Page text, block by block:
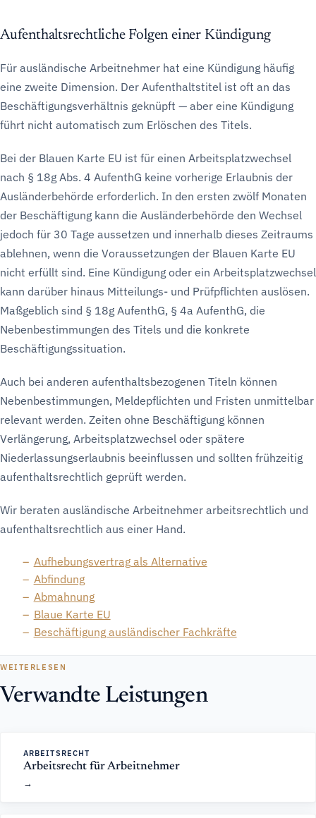
Aufenthaltsrechtliche Folgen einer Kündigung
Für ausländische Arbeitnehmer hat eine Kündigung häufig
eine zweite Dimension. Der Aufenthaltstitel ist oft an das
Beschäftigungsverhältnis geknüpft — aber eine Kündigung
führt nicht automatisch zum Erlöschen des Titels.
Bei der Blauen Karte EU ist für einen Arbeitsplatzwechsel
nach § 18g Abs. 4 AufenthG keine vorherige Erlaubnis der
Ausländerbehörde erforderlich. In den ersten zwölf Monaten
der Beschäftigung kann die Ausländerbehörde den Wechsel
jedoch für 30 Tage aussetzen und innerhalb dieses Zeitraums
ablehnen, wenn die Voraussetzungen der Blauen Karte EU
nicht erfüllt sind. Eine Kündigung oder ein Arbeitsplatzwechsel
kann darüber hinaus Mitteilungs- und Prüfpflichten auslösen.
Maßgeblich sind § 18g AufenthG, § 4a AufenthG, die
Nebenbestimmungen des Titels und die konkrete
Beschäftigungssituation.
Auch bei anderen aufenthaltsbezogenen Titeln können
Nebenbestimmungen, Meldepflichten und Fristen unmittelbar
relevant werden. Zeiten ohne Beschäftigung können
Verlängerung, Arbeitsplatzwechsel oder spätere
Niederlassungserlaubnis beeinflussen und sollten frühzeitig
aufenthaltsrechtlich geprüft werden.
Wir beraten ausländische Arbeitnehmer arbeitsrechtlich und
aufenthaltsrechtlich aus einer Hand.
Aufhebungsvertrag als Alternative
Abfindung
Abmahnung
Blaue Karte EU
Beschäftigung ausländischer Fachkräfte
WEITERLESEN
Verwandte Leistungen
ARBEITSRECHT
Arbeitsrecht für Arbeitnehmer